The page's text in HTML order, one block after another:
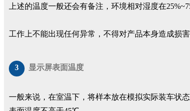
上述的温度一般还会有备注，环境相对湿度在
工作上不能出现任何异常，不得对产品本身造成损
3 显示屏表面温度
一般来说，在室温下，将样本放在模拟实际装车状